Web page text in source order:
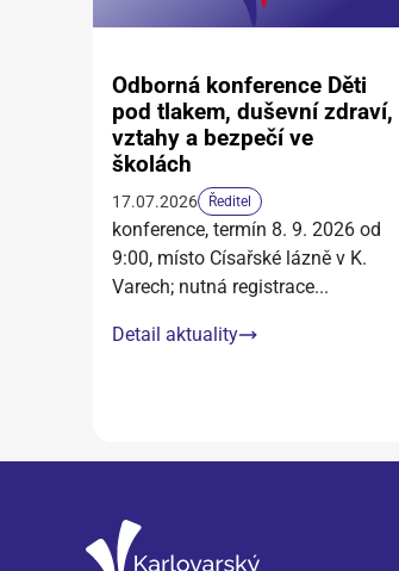
Odborná konference Děti
pod tlakem, duševní zdraví,
vztahy a bezpečí ve
školách
17.07.2026 Ředitel
konference, termín 8. 9. 2026 od
9:00, místo Císařské lázně v K.
Varech; nutná registrace...
Detail aktuality